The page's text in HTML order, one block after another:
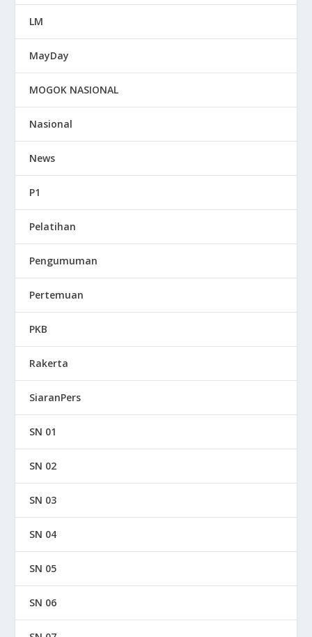
LM
MayDay
MOGOK NASIONAL
Nasional
News
P1
Pelatihan
Pengumuman
Pertemuan
PKB
Rakerta
SiaranPers
SN 01
SN 02
SN 03
SN 04
SN 05
SN 06